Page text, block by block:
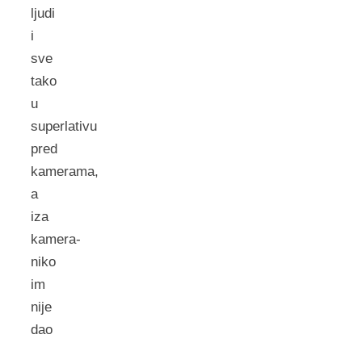
ljudi
i
sve
tako
u
superlativu
pred
kamerama,
a
iza
kamera-
niko
im
nije
dao